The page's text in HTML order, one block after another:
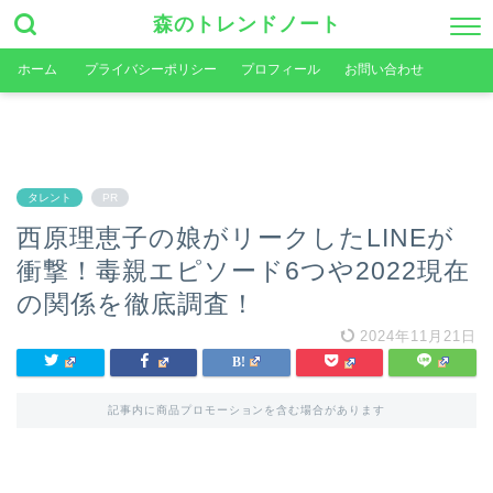
森のトレンドノート
ホーム プライバシーポリシー プロフィール お問い合わせ
タレント PR
西原理恵子の娘がリークしたLINEが
衝撃！毒親エピソード6つや2022現在
の関係を徹底調査！
2024年11月21日
記事内に商品プロモーションを含む場合があります